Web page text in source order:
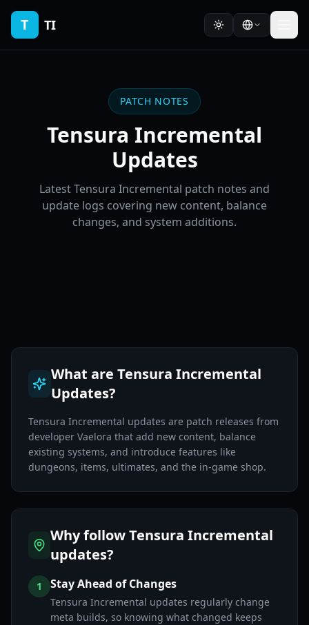
T TI
PATCH NOTES
Tensura Incremental
Updates
Latest Tensura Incremental patch notes and
update logs covering new content, balance
changes, and system additions.
What are Tensura Incremental
Updates?
Tensura Incremental updates are patch releases from
developer Vaelora that add new content, balance
existing systems, and introduce features like
dungeons, items, ultimates, and the in-game shop.
Why follow Tensura Incremental
updates?
1 Stay Ahead of Changes
Tensura Incremental updates regularly change
meta builds, so knowing what changed keeps